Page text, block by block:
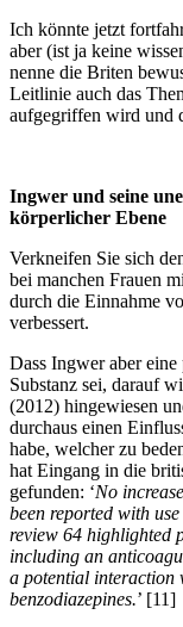
Ich könnte jetzt
aber (ist ja keine
nenne die Briten
Leitlinie auch das
aufgegriffen wird und
Ingwer und seine
körperlicher Ebene
Verkneifen Sie sich
bei manchen Frauen
durch die Einnahme
verbessert.
Dass Ingwer aber
Substanz sei, darauf
(2012) hingewiesen
durchaus einen
habe, welcher zu
hat Eingang in die
gefunden: ‘No
been reported with
review 64 highlighted
including an
a potential interaction
benzodiazepines.’ [11]